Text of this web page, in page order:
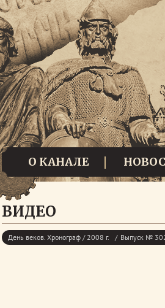
О КАНАЛЕ
ВИДЕО
День веков. Хронограф / 2008 г. Выпуск №